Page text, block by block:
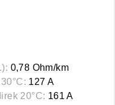
0,78 Ohm/km
127 A
20°C: 161 A